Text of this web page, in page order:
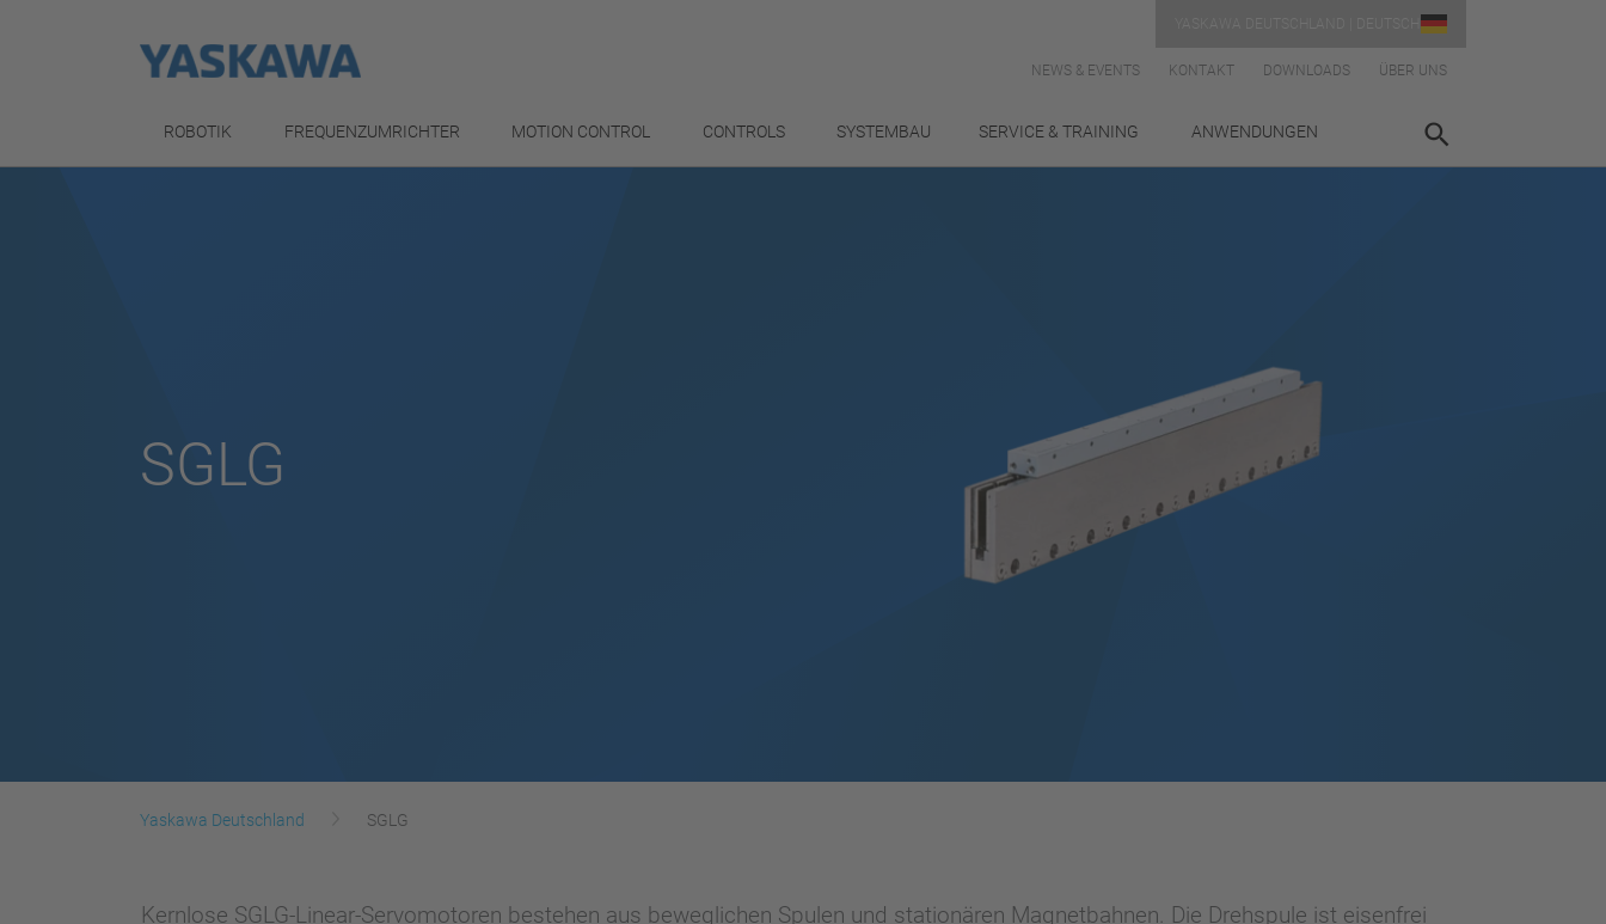
NEWS & EVENTS KONTAKT DOWNLOADS ÜBER UNS
ROBOTIK FREQUENZUMRICHTER MOTION CONTROL CONTROLS SYSTEMBAU SERVICE & TRAINING ANWENDUNGEN
SGLG
Yaskawa Deutschland SGLG
Kernlose SGLG-Linear-Servomotoren bestehen aus beweglichen Spulen und stationären Magnetbahnen. Die Drehspule ist eisenfrei